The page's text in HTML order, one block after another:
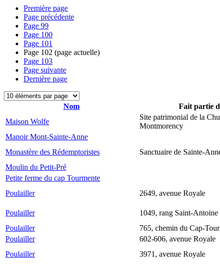
Première page
Page précédente
Page 99
Page 100
Page 101
Page 102 (page actuelle)
Page 103
Page suivante
Dernière page
Nom
Fait partie
Maison Wolfe
Site patrimonial de la
Montmorency
Manoir Mont-Sainte-Anne
Monastère des Rédemptoristes
Sanctuaire de Sainte-
Moulin du Petit-Pré
Petite ferme du cap Tourmente
Poulailler
2649, avenue Royale
Poulailler
1049, rang Saint-Antoine
Poulailler
765, chemin du Cap-
Poulailler
602-606, avenue Royale
Poulailler
3971, avenue Royale